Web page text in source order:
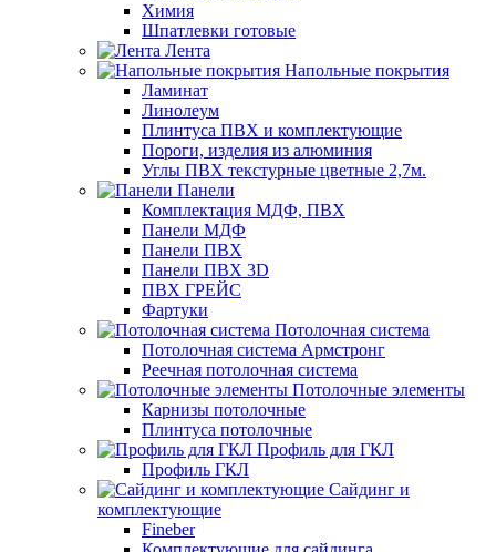
Химия
Шпатлевки готовые
Лента
Напольные покрытия
Ламинат
Линолеум
Плинтуса ПВХ и комплектующие
Пороги, изделия из алюминия
Углы ПВХ текстурные цветные 2,7м.
Панели
Комплектация МДФ, ПВХ
Панели МДФ
Панели ПВХ
Панели ПВХ 3D
ПВХ ГРЕЙС
Фартуки
Потолочная система
Потолочная система Армстронг
Реечная потолочная система
Потолочные элементы
Карнизы потолочные
Плинтуса потолочные
Профиль для ГКЛ
Профиль ГКЛ
Сайдинг и
комплектующие
Fineber